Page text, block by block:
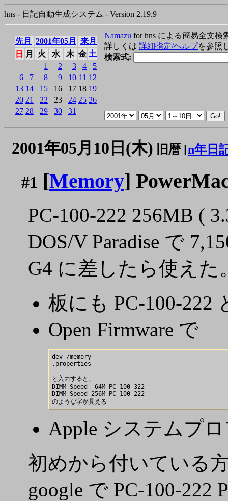
hns - 日記自動生成システム - Version 2.19.9
先月 2001年05月
来月
日
月 火 水 木 金 土
1
2 3 4
5
6
7 8 9 10 11 12
13 14 15 16 17 18 19
20 21 22 23 24 25 26
27 28 29 30 31
Namazu for hns による簡易全文検
詳しくは 詳細指定/ヘルプを参照
検索式:
2001年05月10日(木) 旧暦 [n年日
#1 [Memory]
PC-100-222 256MB (
DOS/V Paradise で
G4 に差したら使えた
板にも PC-100-222
Open Firmware で
dev /memory
.properties
と入力すると、
DIMM Speed  64M PC-100-322
DIMM Speed 256M PC-100-222
Apple システムプ
初めから付いている
google で PC-100-222